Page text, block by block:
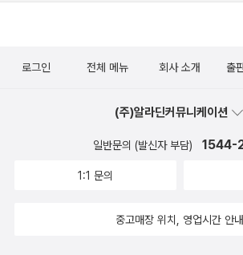
입력 데이터 미세 변화가 추론 결과에영향
인공적인 노이즈가 추가된 데이터이며,강
최대 안전 반경 판정 계산 ,CNN-Cert로 최
트 해 본다.CHAPTER 7 커버리지 검증 기
의 추론 결과가 만족되는지를 검증한다.부
을 찾아내서 피드백할 수 있다.학습 완료 모
스트, 커버리지 검증에 대하여각 챕터별로
에 대한 자세한 설명과 함께 곧 바로 실행
에게는 구체적인 이해를 도울 수 있으어느
제공합니다.해당 리뷰는 출판사로부터 책을
뷰입니다.해당 리뷰는 출판사로부터 책을
로그인 전체 메뉴 회사 소개 출
(주)알라딘커뮤니케이션
일반문의 (발신자 부담) 1544-
1:1 문의
중고매장 위치, 영업시간 안내